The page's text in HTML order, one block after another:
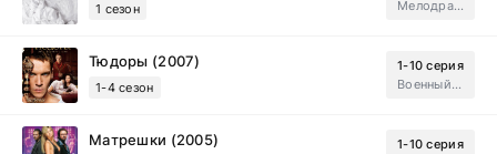
1 сезон
Мелодрама, Драма
Тюдоры (2007)
1-4 сезон
1-10 серия
Военный, Исторический, Зарубежный, Мелодрама, Драма
Матрешки (2005)
1-10 серия